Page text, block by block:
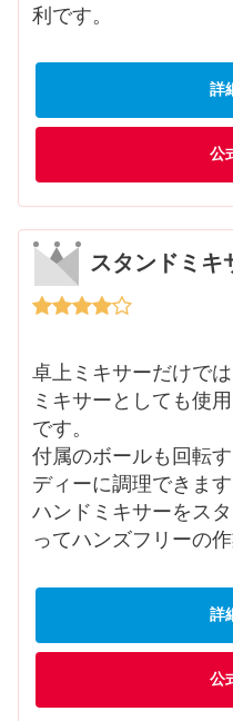
利です。
詳
公
スタンドミキ
卓上ミキサーだけで
ミキサーとしても使
です。
付属のボールも回転
ディーに調理できます
ハンドミキサーをス
ってハンズフリーの
詳
公